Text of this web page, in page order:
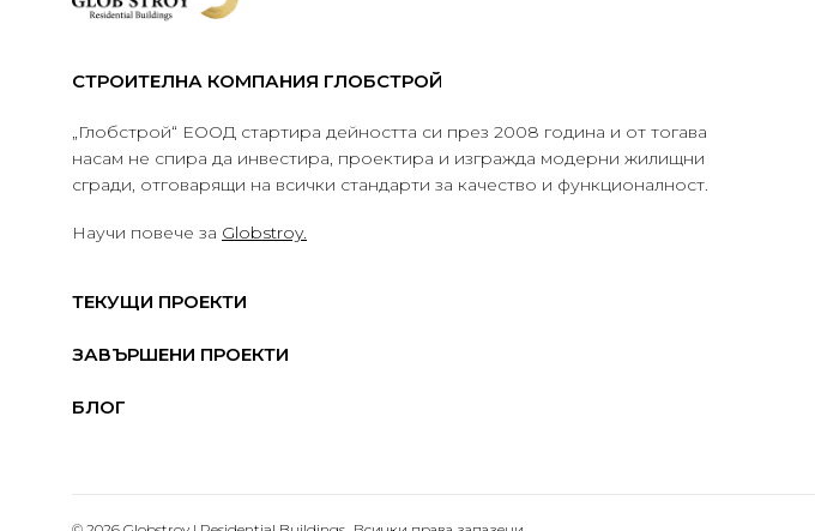
СТРОИТЕЛНА КОМПАНИЯ ГЛОБСТРОЙ
„Глобстрой“ ЕООД стартира дейността си през 2008 година и от тогава
насам не спира да инвестира, проектира и изгражда модерни жилищни
сгради, отговарящи на всички стандарти за качество и функционалност.
Научи повече за Globstroy.
ТЕКУЩИ ПРОЕКТИ
ЗАВЪРШЕНИ ПРОЕКТИ
БЛОГ